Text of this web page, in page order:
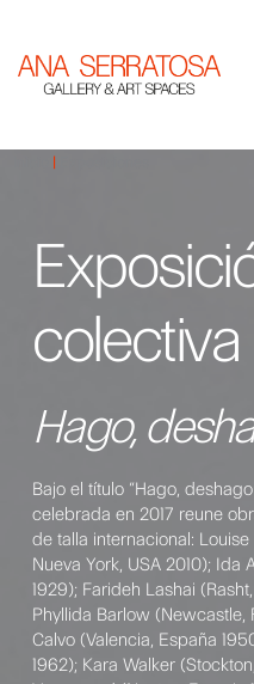
colectiva
Hago,
Bajo el título “Hago,
celebrada en 2017 reune
de talla internacional: Louise
Nueva York, USA 2010); Ida
1929); Farideh Lashai
Phyllida Barlow (Newcastle,
Calvo (Valencia, España
1962); Kara Walker